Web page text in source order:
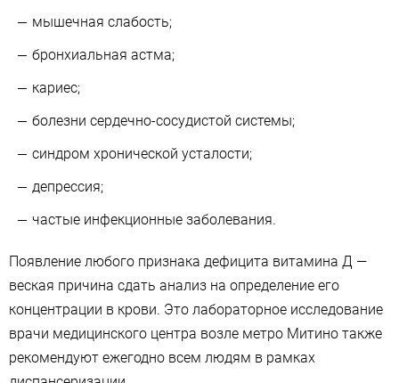
мышечная слабость;
бронхиальная астма;
кариес;
болезни сердечно-сосудистой системы;
синдром хронической усталости;
депрессия;
частые инфекционные заболевания.
Появление любого признака дефицита витамина Д —
веская причина сдать анализ на определение его
концентрации в крови. Это лабораторное исследование
врачи медицинского центра возле метро Митино также
рекомендуют ежегодно всем людям в рамках